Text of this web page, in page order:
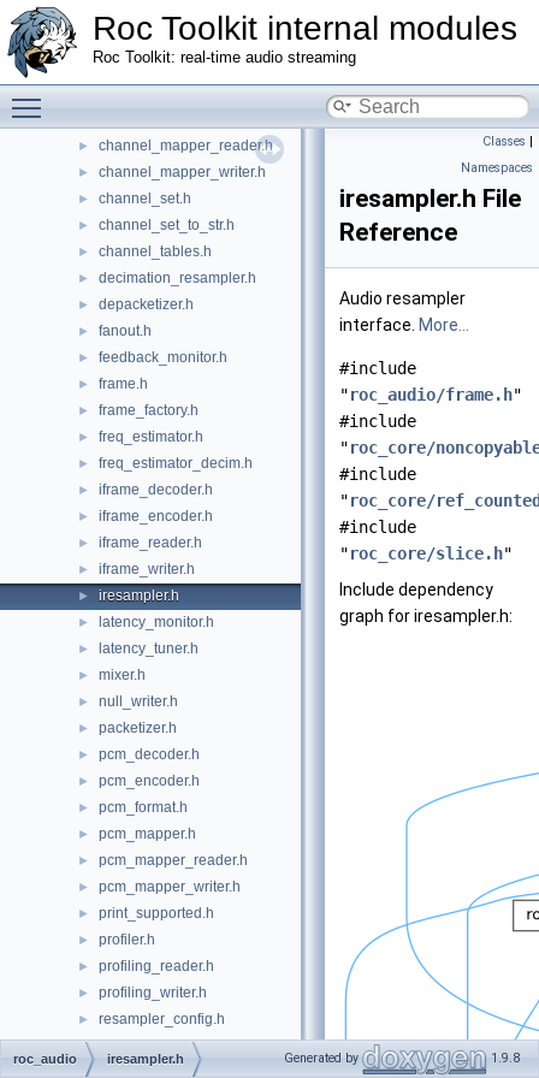
Roc Toolkit internal modules
Roc Toolkit: real-time audio streaming
target_speexdsp
builtin_resampler.h
channel_defs.h
► channel_mapper_reader.h
► channel_mapper_writer.h
► channel_set.h
► channel_set_to_str.h
► channel_tables.h
► decimation_resampler.h
► depacketizer.h
► fanout.h
► feedback_monitor.h
► frame.h
► frame_factory.h
► freq_estimator.h
► freq_estimator_decim.h
► iframe_decoder.h
► iframe_encoder.h
► iframe_reader.h
► iframe_writer.h
► iresampler.h
► latency_monitor.h
► latency_tuner.h
► mixer.h
► null_writer.h
► packetizer.h
► pcm_decoder.h
► pcm_encoder.h
► pcm_format.h
► pcm_mapper.h
► pcm_mapper_reader.h
► pcm_mapper_writer.h
► print_supported.h
► profiler.h
► profiling_reader.h
► profiling_writer.h
► resampler_config.h
► resampler_map.h
► resampler_reader.h
Classes |
Namespaces
iresampler.h File
Reference
Audio resampler
interface. More...
#include
"roc_audio/frame.h"
#include
"roc_core/
#include
"roc_core/
#include
"roc_core/slice.h"
Include dependency
graph for iresampler.h:
roc_audio iresampler.h Generated by 1.9.8